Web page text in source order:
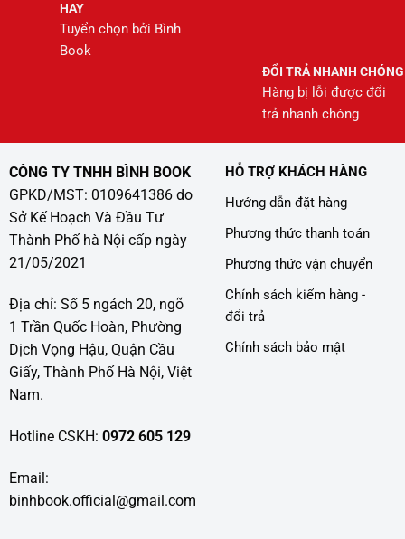
HAY
Tuyển chọn bởi Bình
Book
ĐỔI TRẢ NHANH CHÓNG
Hàng bị lỗi được đổi
trả nhanh chóng
CÔNG TY TNHH BÌNH BOOK
GPKD/MST: 0109641386 do
Sở Kế Hoạch Và Đầu Tư
Thành Phố hà Nội cấp ngày
21/05/2021
Địa chỉ: Số 5 ngách 20, ngõ
1 Trần Quốc Hoàn, Phường
Dịch Vọng Hậu, Quận Cầu
Giấy, Thành Phố Hà Nội, Việt
Nam.
Hotline CSKH: 0972 605 129
Email:
binhbook.official@gmail.com
HỖ TRỢ KHÁCH HÀNG
Hướng dẫn đặt hàng
Phương thức thanh toán
Phương thức vận chuyển
Chính sách kiểm hàng -
đổi trả
Chính sách bảo mật